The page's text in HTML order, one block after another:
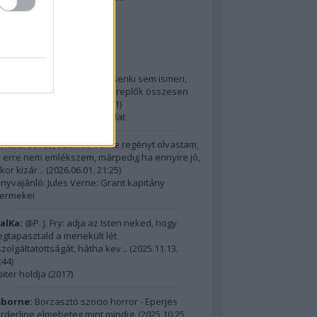
2014 ComingSoon - 5. rész
topikok
@Alick: Az Őslakót kb. senki sem ismeri,
hatalmas film, az itt szereplők összesen
2026.06.01. 21:31)
15 legnagyobb filmes fordulat
Érdekes, számos Verne regényt olvastam,
erre nem emlékszem, márpedig ha ennyire jó,
kizár... (2026.06.01. 21:25)
Jules Verne: Grant kapitány
@P. J. Fry: adja az Isten neked, hogy
a menekült lét
hátha kev... (2025.11.13.
)
holdja (2017)
Borzasztó szocio horror - Eperjes
elmebeteg mint mindig. (2025.10.25.